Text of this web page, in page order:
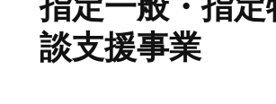
談支援事業